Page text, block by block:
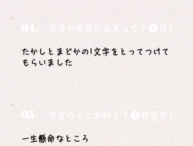
自分の名前の由来って？
たかしとまどかの1文字をとってつけて
もらいました
自分のどこが好き？
一生懸命なところ